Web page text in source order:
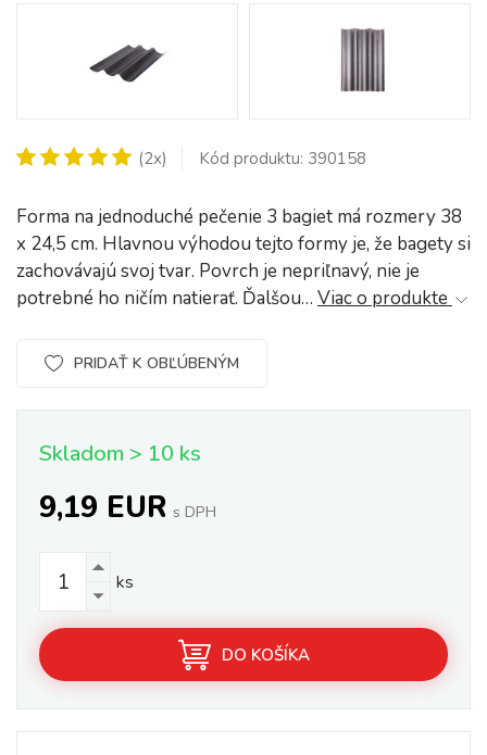
(2x) Kód produktu: 390158
Forma na jednoduché pečenie 3 bagiet má rozmery 38
x 24,5 cm. Hlavnou výhodou tejto formy je, že bagety si
zachovávajú svoj tvar. Povrch je nepriľnavý, nie je
potrebné ho ničím natierať. Ďalšou… Viac o produkte
PRIDAŤ K OBĽÚBENÝM
Skladom > 10 ks
9,19 EUR s DPH
ks
DO KOŠÍKA